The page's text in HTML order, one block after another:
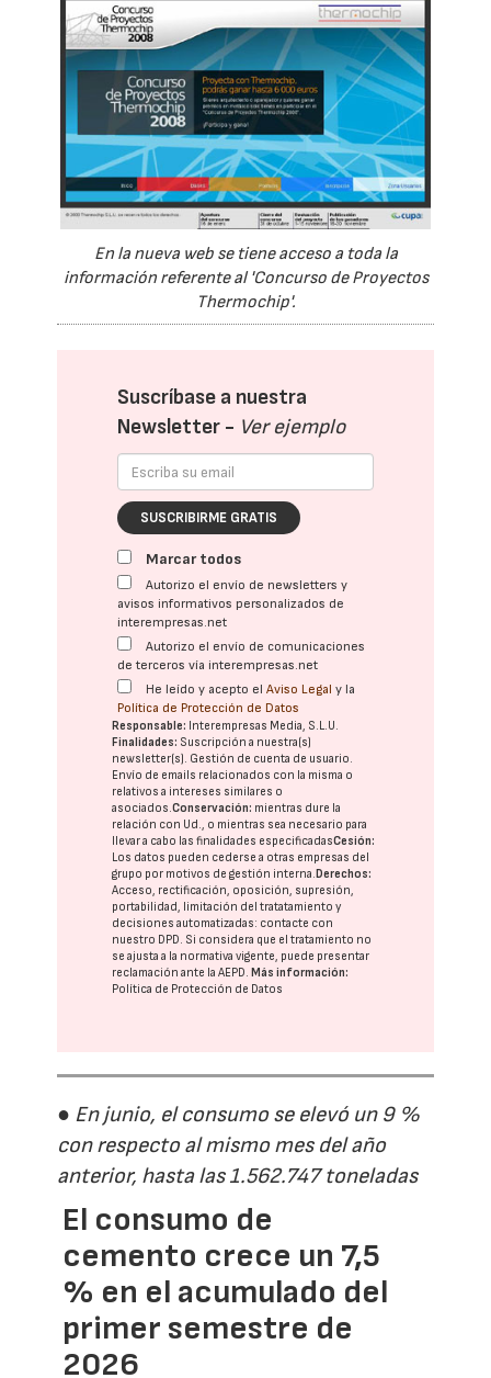
En la nueva web se tiene acceso a toda la
información referente al 'Concurso de Proyectos
Thermochip'.
Suscríbase a nuestra
Newsletter - Ver ejemplo
SUSCRIBIRME GRATIS
Marcar todos
Autorizo el envío de newsletters y
avisos informativos personalizados de
interempresas.net
Autorizo el envío de comunicaciones
de terceros vía interempresas.net
He leído y acepto elAviso Legal y la
Política de Protección de Datos
Responsable: Interempresas Media, S.L.U.
Finalidades: Suscripción a nuestra(s)
newsletter(s). Gestión de cuenta de usuario.
Envío de emails relacionados con la misma o
relativos a intereses similares o
asociados.Conservación: mientras dure la
relación con Ud., o mientras sea necesario para
llevar a cabo las finalidades especificadasCesión:
Los datos pueden cederse a otras empresas del
grupo por motivos de gestión interna. Derechos:
Acceso, rectificación, oposición, supresión,
portabilidad, limitación del tratatamiento y
decisiones automatizadas: contacte con
nuestro DPD. Si considera que el tratamiento no
se ajusta a la normativa vigente, puede presentar
reclamación ante laAEPD. Más información:
Política de Protección de Datos
● En junio, el consumo se elevó un 9 %
con respecto al mismo mes del año
anterior, hasta las 1.562.747 toneladas
El consumo de
cemento crece un 7,5
% en el acumulado del
primer semestre de
2026